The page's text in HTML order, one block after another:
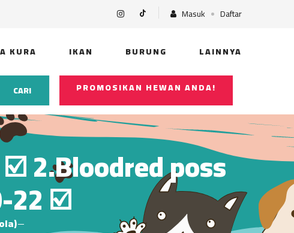
Masuk Daftar
KURA IKAN BURUNG LAINNYA
CARI PROMOSIKAN HEWAN ANDA!
2.Bloodred poss
22 ☑️